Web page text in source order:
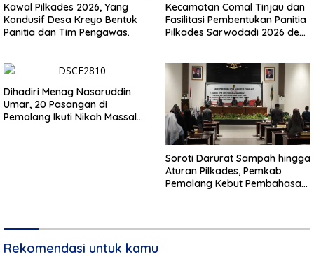
Kawal Pilkades 2026, Yang
Kondusif Desa Kreyo Bentuk
Panitia dan Tim Pengawas.
Kecamatan Comal Tinjau dan
Fasilitasi Pembentukan Panitia
Pilkades Sarwodadi 2026 demi
Dihadiri Menag Nasaruddin
Umar, 20 Pasangan di
Pemalang Ikuti Nikah Massal
Soroti Darurat Sampah hingga
Aturan Pilkades, Pemkab
Pemalang Kebut Pembahasan
Rekomendasi untuk kamu